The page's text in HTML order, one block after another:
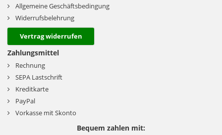
Allgemeine Geschäftsbedingung
Widerrufsbelehrung
Vertrag widerrufen
Zahlungsmittel
Rechnung
SEPA Lastschrift
Kreditkarte
PayPal
Vorkasse mit Skonto
Bequem zahlen mit: